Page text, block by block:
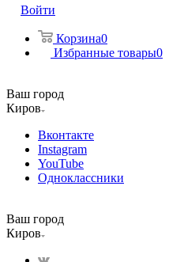
Войти
Корзина0
Избранные товары0
Ваш город
Киров
Вконтакте
Instagram
YouTube
Одноклассники
Ваш город
Киров